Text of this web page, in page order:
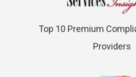
Top 10 Premium
Providers